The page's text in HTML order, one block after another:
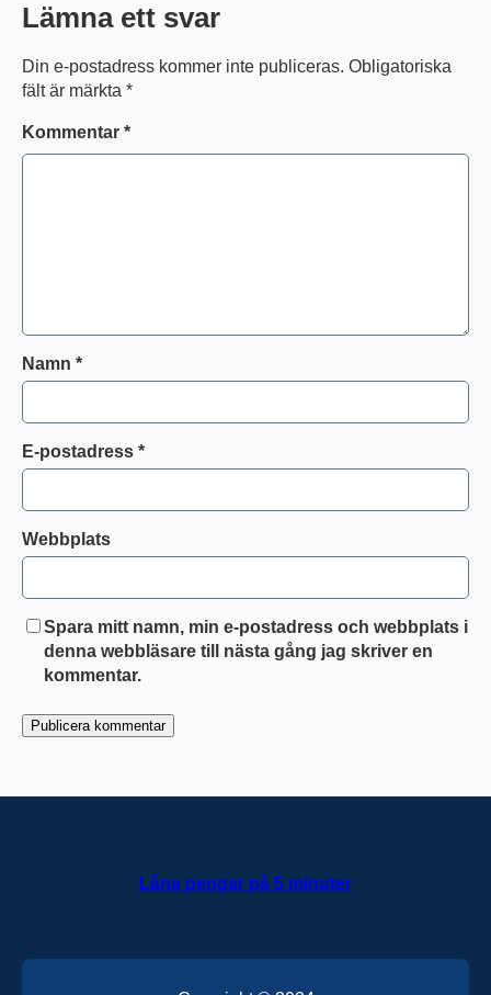
Lämna ett svar
Din e-postadress kommer inte publiceras. Obligatoriska
fält är märkta *
Kommentar *
Namn *
E-postadress *
Webbplats
Spara mitt namn, min e-postadress och webbplats i
denna webbläsare till nästa gång jag skriver en
kommentar.
Låna pengar på 5 minuter